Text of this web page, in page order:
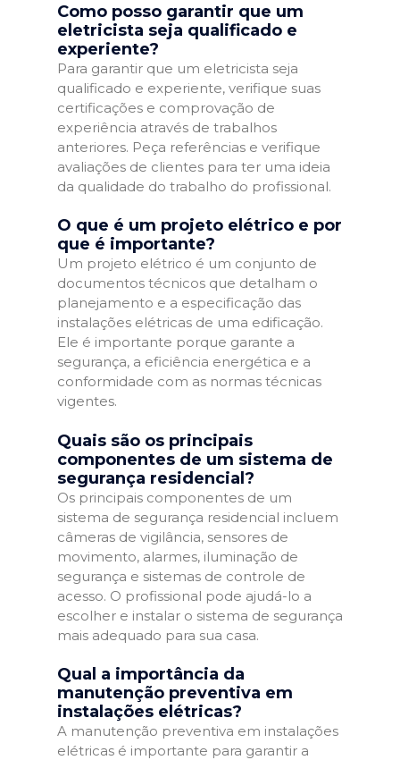
Como posso garantir que um
eletricista seja qualificado e
experiente?
Para garantir que um eletricista seja
qualificado e experiente, verifique suas
certificações e comprovação de
experiência através de trabalhos
anteriores. Peça referências e verifique
avaliações de clientes para ter uma ideia
da qualidade do trabalho do profissional.
O que é um projeto elétrico e por
que é importante?
Um projeto elétrico é um conjunto de
documentos técnicos que detalham o
planejamento e a especificação das
instalações elétricas de uma edificação.
Ele é importante porque garante a
segurança, a eficiência energética e a
conformidade com as normas técnicas
vigentes.
Quais são os principais
componentes de um sistema de
segurança residencial?
Os principais componentes de um
sistema de segurança residencial incluem
câmeras de vigilância, sensores de
movimento, alarmes, iluminação de
segurança e sistemas de controle de
acesso. O profissional pode ajudá-lo a
escolher e instalar o sistema de segurança
mais adequado para sua casa.
Qual a importância da
manutenção preventiva em
instalações elétricas?
A manutenção preventiva em instalações
elétricas é importante para garantir a